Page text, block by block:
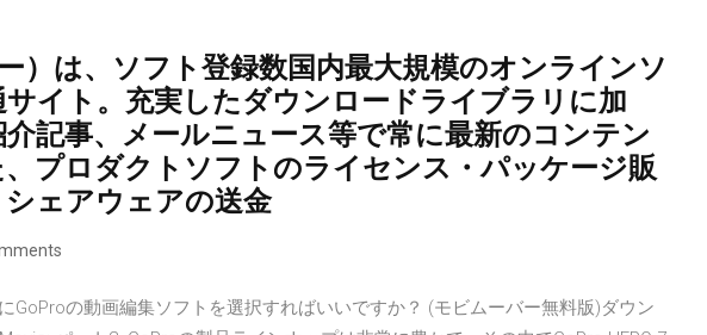
）は、ソフト登録数国内最大規模のオンラインソ
イト。充実したダウンロードライブラリに加
記事、メールニュース等で常に最新のコンテン
プロダクトソフトのライセンス・パッケージ販
ェアウェアの送金
GoProの動画編集ソフトを選択すればいいですか？ (モビムーバー無料版)ダウン